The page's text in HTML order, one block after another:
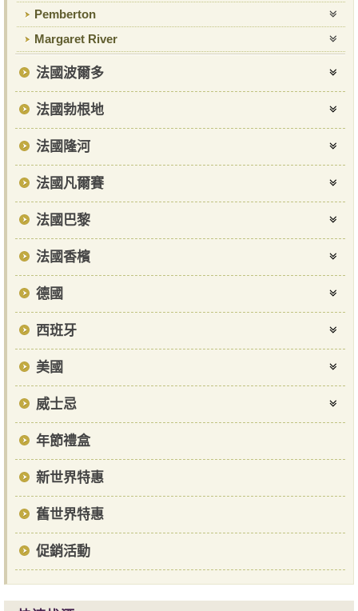
Pemberton
Margaret River
法國波爾多
法國勃根地
法國隆河
法國凡爾賽
法國巴黎
法國香檳
德國
西班牙
美國
威士忌
年節禮盒
新世界特惠
舊世界特惠
促銷活動